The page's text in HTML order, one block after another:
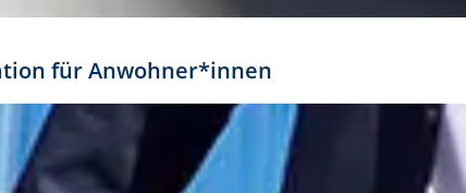
für Anwohner*innen